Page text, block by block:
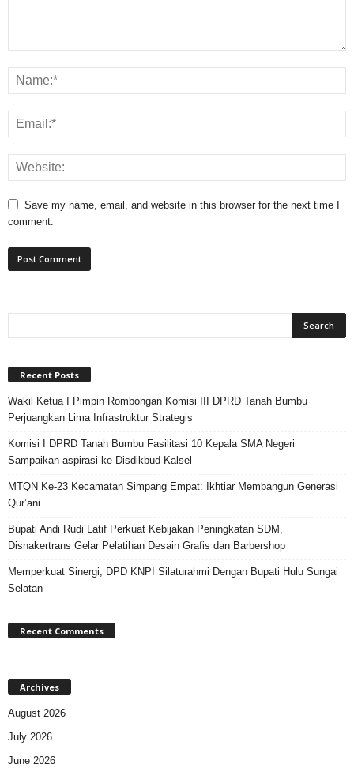
Save my name, email, and website in this browser for the next time I
comment.
Recent Posts
Wakil Ketua I Pimpin Rombongan Komisi III DPRD Tanah Bumbu
Perjuangkan Lima Infrastruktur Strategis
Komisi I DPRD Tanah Bumbu Fasilitasi 10 Kepala SMA Negeri
Sampaikan aspirasi ke Disdikbud Kalsel
MTQN Ke-23 Kecamatan Simpang Empat: Ikhtiar Membangun Generasi
Qur’ani
Bupati Andi Rudi Latif Perkuat Kebijakan Peningkatan SDM,
Disnakertrans Gelar Pelatihan Desain Grafis dan Barbershop
Memperkuat Sinergi, DPD KNPI Silaturahmi Dengan Bupati Hulu Sungai
Selatan
Recent Comments
Archives
August 2026
July 2026
June 2026